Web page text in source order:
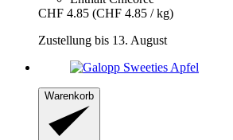
CHF 4.85 (CHF 4.85 / kg)
Zustellung bis 13. August
Warenkorb